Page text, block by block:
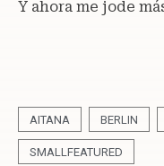
Y ahora me jode
AITANA BERLIN
SMALLFEATURED